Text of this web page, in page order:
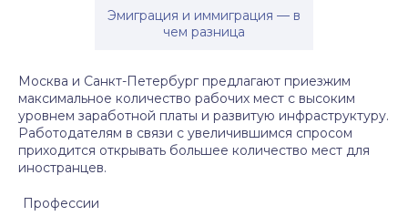
Эмиграция и иммиграция — в
чем разница
Москва и Санкт-Петербург предлагают приезжим
максимальное количество рабочих мест с высоким
уровнем заработной платы и развитую инфраструктуру.
Работодателям в связи с увеличившимся спросом
приходится открывать большее количество мест для
иностранцев.
Профессии